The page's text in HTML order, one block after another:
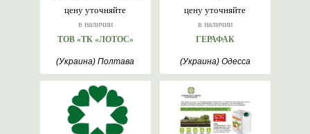
цену уточняйте
в наличии
ТОВ «ТК «ЛОТОС»
(Украина) Полтава
цену уточняйте
в наличии
ГЕРАФАК
(Украина) Одесса